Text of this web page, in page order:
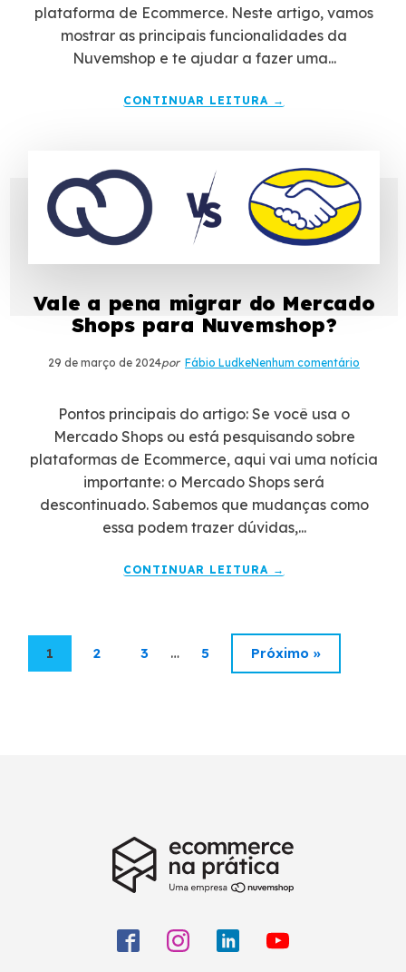
plataforma de Ecommerce. Neste artigo, vamos
mostrar as principais funcionalidades da
Nuvemshop e te ajudar a fazer uma...
CONTINUAR LEITURA →
Vale a pena migrar do Mercado
Shops para Nuvemshop?
29 de março de 2024por Fábio LudkeNenhum comentário
Pontos principais do artigo: Se você usa o
Mercado Shops ou está pesquisando sobre
plataformas de Ecommerce, aqui vai uma notícia
importante: o Mercado Shops será
descontinuado. Sabemos que mudanças como
essa podem trazer dúvidas,...
CONTINUAR LEITURA →
1 2 3 … 5 Próximo »